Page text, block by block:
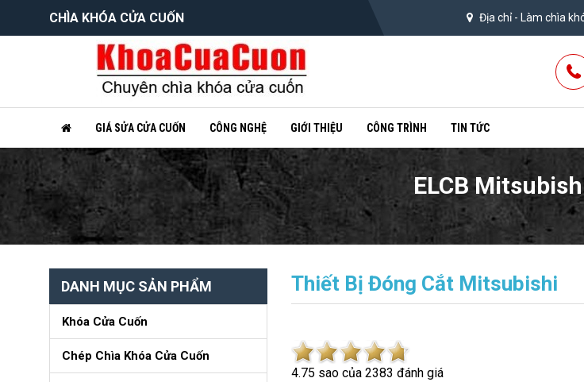
CHÌA KHÓA CỬA CUỐN Địa chỉ - Làm chìa
GIÁ SỬA CỬA CUỐN CÔNG NGHỆ GIỚI THIỆU CÔNG TRÌNH TIN TỨC
ELCB
DANH MỤC SẢN PHẨM
Khóa Cửa Cuốn
Chép Chìa Khóa Cửa Cuốn
Thiết Bị Đóng Cắt Mitsubishi
4.75 sao của 2383 đánh giá